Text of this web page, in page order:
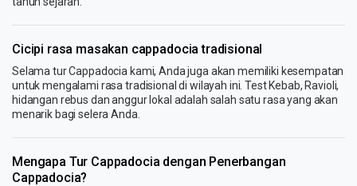
Cicipi rasa masakan cappadocia tradisional
Selama tur Cappadocia kami, Anda juga akan memiliki kesempatan
untuk mengalami rasa tradisional di wilayah ini. Test Kebab, Ravioli,
hidangan rebus dan anggur lokal adalah salah satu rasa yang akan
menarik bagi selera Anda.
Mengapa Tur Cappadocia dengan Penerbangan
Cappadocia?